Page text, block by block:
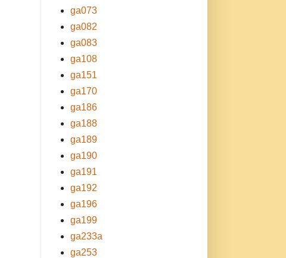
ga073
ga082
ga083
ga108
ga151
ga170
ga186
ga188
ga189
ga190
ga191
ga192
ga196
ga199
ga233a
ga253